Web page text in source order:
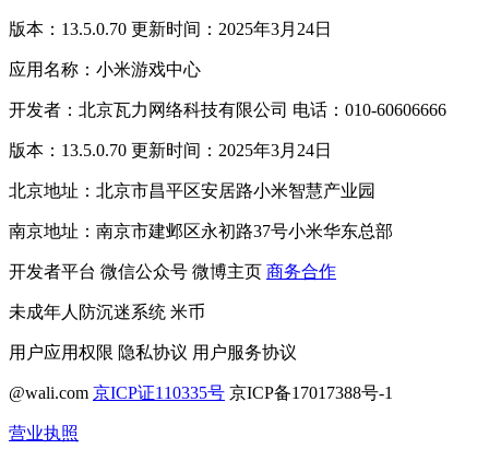
版本：13.5.0.70 更新时间：2025年3月24日
应用名称：小米游戏中心
开发者：北京瓦力网络科技有限公司 电话：010-60606666
版本：13.5.0.70 更新时间：2025年3月24日
北京地址：北京市昌平区安居路小米智慧产业园
南京地址：南京市建邺区永初路37号小米华东总部
开发者平台 微信公众号 微博主页 商务合作
未成年人防沉迷系统 米币
用户应用权限 隐私协议 用户服务协议
@wali.com 京ICP证110335号 京ICP备17017388号-1
营业执照